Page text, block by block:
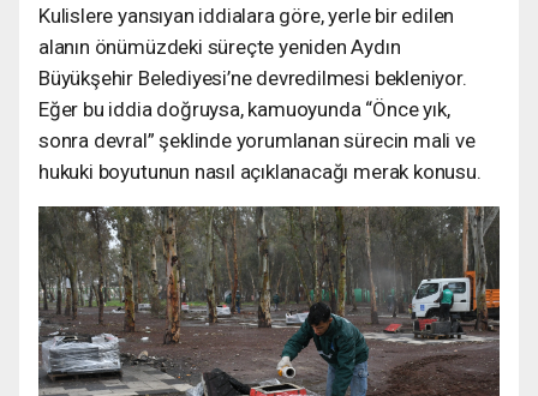
Kulislere yansıyan iddialara göre, yerle bir edilen
alanın önümüzdeki süreçte yeniden Aydın
Büyükşehir Belediyesi’ne devredilmesi bekleniyor.
Eğer bu iddia doğruysa, kamuoyunda “Önce yık,
sonra devral” şeklinde yorumlanan sürecin mali ve
hukuki boyutunun nasıl açıklanacağı merak konusu.